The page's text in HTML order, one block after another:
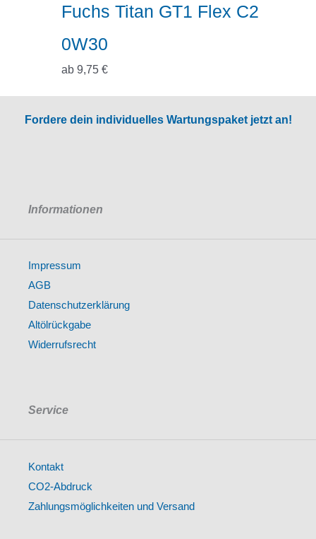
Fuchs Titan GT1 Flex C2
0W30
ab 9,75 €
Fordere dein individuelles Wartungspaket jetzt an!
Informationen
Impressum
AGB
Datenschutzerklärung
Altölrückgabe
Widerrufsrecht
Service
Kontakt
CO2-Abdruck
Zahlungsmöglichkeiten und Versand